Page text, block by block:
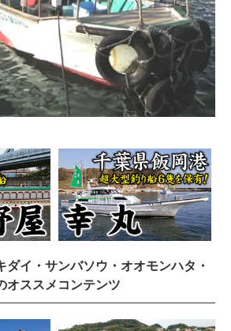
ダイ・サンバソウ・オオモンハタ・
オススメコンテンツ